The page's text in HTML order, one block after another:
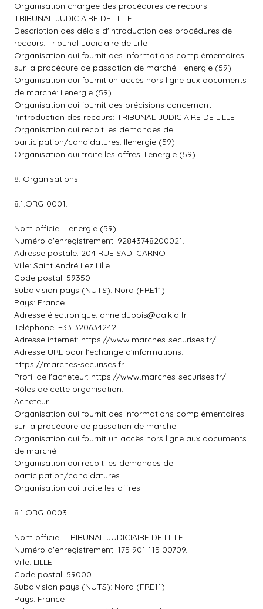
Organisation chargée des procédures de recours:
TRIBUNAL JUDICIAIRE DE LILLE
Description des délais d'introduction des procédures de
recours: Tribunal Judiciaire de Lille
Organisation qui fournit des informations complémentaires
sur la procédure de passation de marché: Ilenergie (59)
Organisation qui fournit un accès hors ligne aux documents
de marché: Ilenergie (59)
Organisation qui fournit des précisions concernant
l'introduction des recours: TRIBUNAL JUDICIAIRE DE LILLE
Organisation qui recoit les demandes de
participation/candidatures: Ilenergie (59)
Organisation qui traite les offres: Ilenergie (59)
8. Organisations
8.1.ORG-0001.
Nom officiel: Ilenergie (59)
Numéro d'enregistrement: 92843748200021.
Adresse postale: 204 RUE SADI CARNOT
Ville: Saint André Lez Lille
Code postal: 59350
Subdivision pays (NUTS): Nord (FRE11)
Pays: France
Adresse électronique: anne.dubois@dalkia.fr
Téléphone: +33 320634242.
Adresse internet: https://www.marches-securises.fr/
Adresse URL pour l'échange d'informations:
https://marches-securises.fr
Profil de l'acheteur: https://www.marches-securises.fr/
Rôles de cette organisation:
Acheteur
Organisation qui fournit des informations complémentaires
sur la procédure de passation de marché
Organisation qui fournit un accès hors ligne aux documents
de marché
Organisation qui recoit les demandes de
participation/candidatures
Organisation qui traite les offres
8.1.ORG-0003.
Nom officiel: TRIBUNAL JUDICIAIRE DE LILLE
Numéro d'enregistrement: 175 901 115 00709.
Ville: LILLE
Code postal: 59000
Subdivision pays (NUTS): Nord (FRE11)
Pays: France